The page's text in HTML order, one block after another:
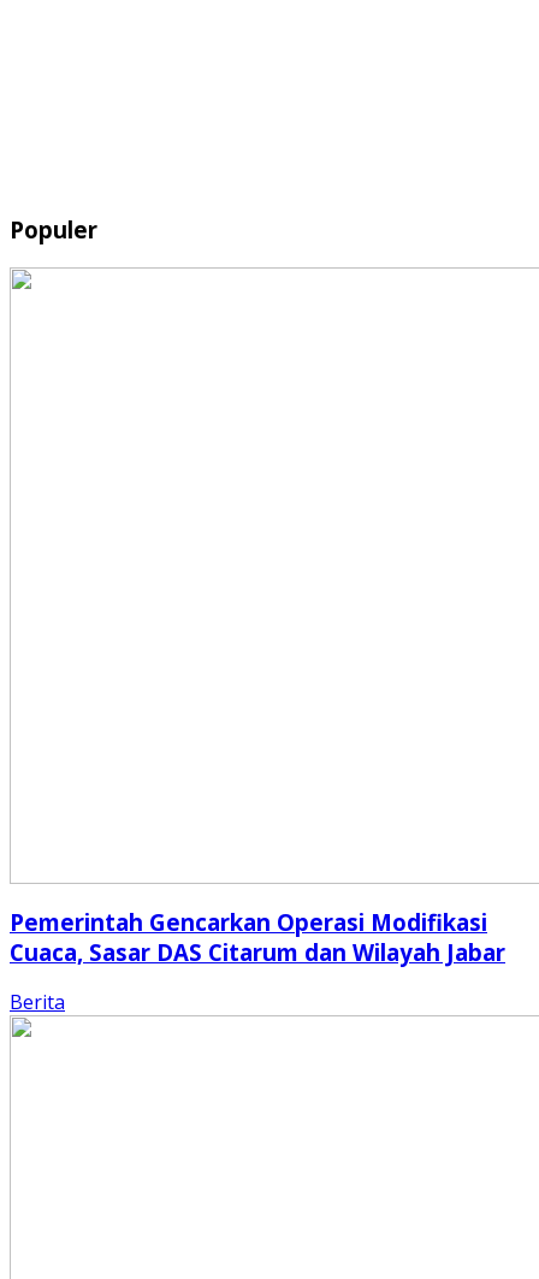
Populer
Pemerintah Gencarkan Operasi Modifikasi
Cuaca, Sasar DAS Citarum dan Wilayah Jabar
Berita